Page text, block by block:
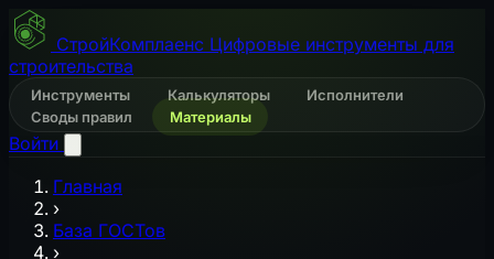
СтройКомплаенс Цифровые инструменты для
строительства
Инструменты Калькуляторы
Исполнители
Своды правил
Материалы
Войти
Главная
›
База ГОСТов
›